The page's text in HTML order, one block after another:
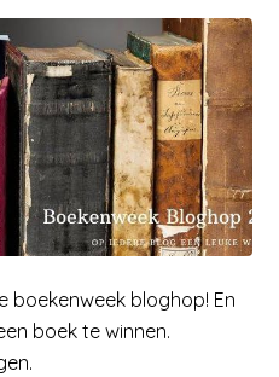
boekenweek bloghop! En
boek te winnen.